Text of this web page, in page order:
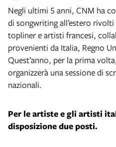
Negli ultimi 5 anni, CNM ha
di songwriting all’estero
topliner e artisti francesi,
provenienti da Italia, Regno
Quest’anno, per la prima
organizzerà una sessione di
nazionali.
Per le artiste e gli artisti
disposizione due posti.